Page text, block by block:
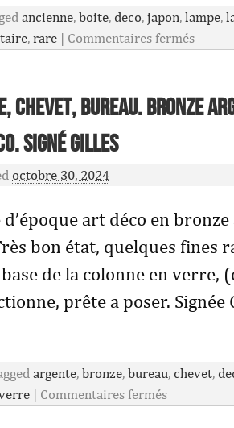
ancienne, boite, deco, japon, lampe,
, rare | Commentaires fermés
chevet, bureau. Bronze
Signé Gilles
octobre 30, 2024
art déco en
bon état, quelques fines
de la colonne en verre,
prête a poser. Signée
argente, bronze, bureau, chevet,
| Commentaires fermés